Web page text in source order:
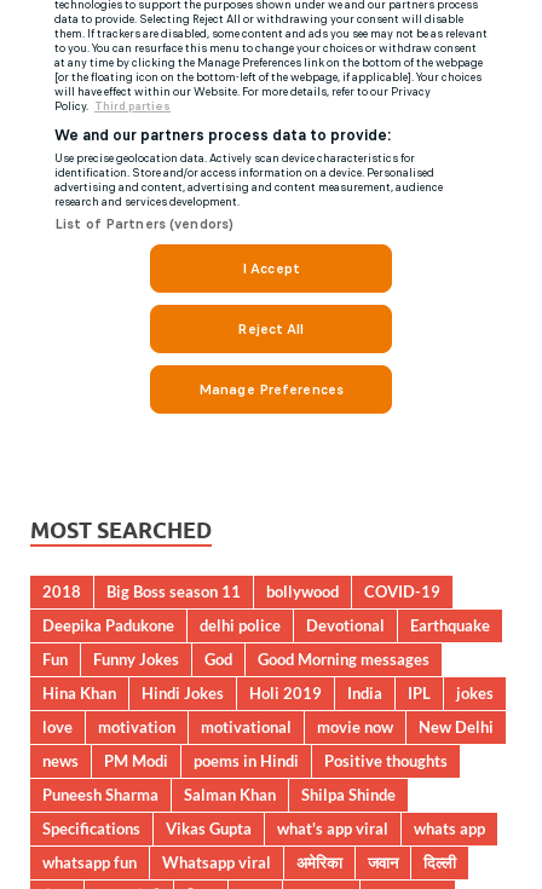
MOST SEARCHED
2018 Big Boss season 11 bollywood
COVID-19
Deepika Padukone
delhi police Devotional
Earthquake
Fun
Funny Jokes God
Good Morning messages
Hina Khan
Hindi Jokes Holi 2019 India IPL
jokes
love
motivation motivational movie now
New Delhi
news
PM Modi poems in Hindi
Positive thoughts
Puneesh Sharma
Salman Khan
Shilpa Shinde
Specifications
Vikas Gupta what's app viral
whats app
whatsapp fun
Whatsapp viral अमेरिका जवान
दिल्ली